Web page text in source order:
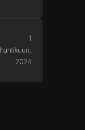
1
huhtikuun,
2024